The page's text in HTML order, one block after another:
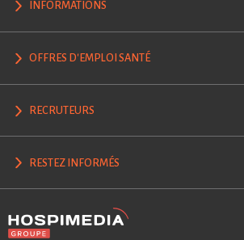
INFORMATIONS
OFFRES D'EMPLOI SANTÉ
RECRUTEURS
RESTEZ INFORMÉS